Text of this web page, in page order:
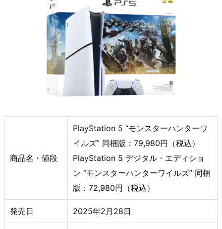
商品名・値段
PlayStation 5 “モンスターハンターワ
イルズ” 同梱版：79,980円（税込）
PlayStation 5 デジタル・エディショ
ン “モンスターハンターワイルズ” 同梱
版：72,980円（税込）
発売日 2025年2月28日